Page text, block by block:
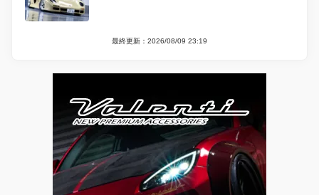
最終更新：2026/08/09 23:19